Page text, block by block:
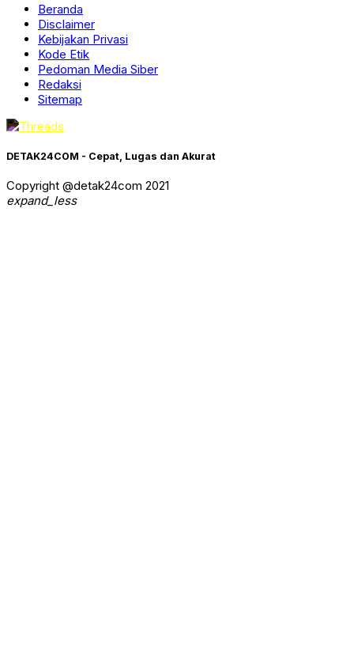
Beranda
Disclaimer
Kebijakan Privasi
Kode Etik
Pedoman Media Siber
Redaksi
Sitemap
DETAK24COM - Cepat, Lugas dan Akurat
Copyright @detak24com 2021
expand_less